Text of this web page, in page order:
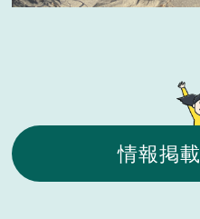
情報掲